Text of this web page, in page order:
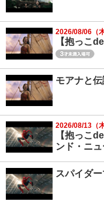
2026/08/06（
【抱っこ
モアナと
2026/08/13（
【抱っこ
ンド・ニ
スパイダ